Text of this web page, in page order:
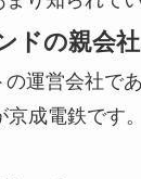
ドの親会社
の運営会社で
成電鉄です。